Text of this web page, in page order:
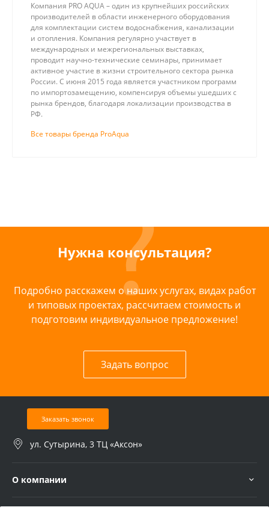
Компания PRO AQUA – один из крупнейших российских
производителей в области инженерного оборудования
для комплектации систем водоснабжения, канализации
и отопления. Компания регулярно участвует в
международных и межрегиональных выставках,
проводит научно-технические семинары, принимает
активное участие в жизни строительного сектора рынка
России. С июня 2015 года является участником программ
по импортозамещению, компенсируя объемы ушедших с
рынка брендов, благодаря локализации производства в
РФ.
Все товары бренда ProAqua
Нужна консультация?
Подробно расскажем о наших услугах, видах работ
и типовых проектах, рассчитаем стоимость и
подготовим индивидуальное предложение!
Задать вопрос
Заказать звонок
ул. Сутырина, 3 ТЦ «Аксон»
О компании